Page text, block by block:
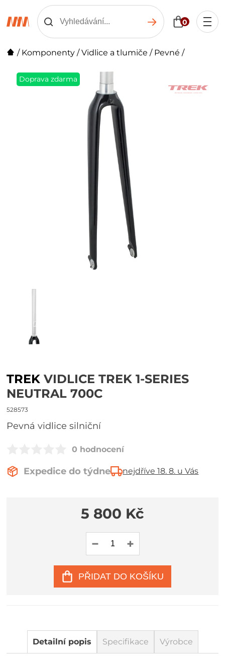
0
/ Komponenty /Vidlice a tlumiče / Pevné /
Doprava zdarma
TREK VIDLICE TREK 1-SERIES
NEUTRAL 700C
528573
Pevná vidlice silniční
0 hodnocení
Expedice do týdne nejdříve 18. 8. u Vás
5 800 Kč
PŘIDAT DO KOŠÍKU
Detailní popis Specifikace Výrobce